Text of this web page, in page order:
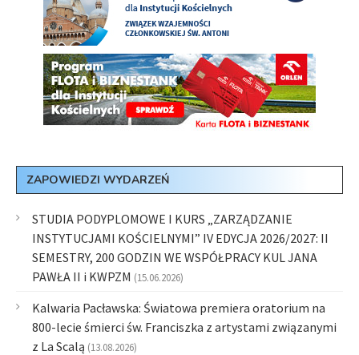
ZAPOWIEDZI WYDARZEŃ
STUDIA PODYPLOMOWE I KURS „ZARZĄDZANIE
INSTYTUCJAMI KOŚCIELNYMI” IV EDYCJA 2026/2027: II
SEMESTRY, 200 GODZIN WE WSPÓŁPRACY KUL JANA
PAWŁA II i KWPZM (15.06.2026)
Kalwaria Pacławska: Światowa premiera oratorium na
800-lecie śmierci św. Franciszka z artystami związanymi
z La Scalą (13.08.2026)